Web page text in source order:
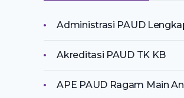
Administrasi PAUD
Akreditasi PAUD TK KB
APE PAUD Ragam Main